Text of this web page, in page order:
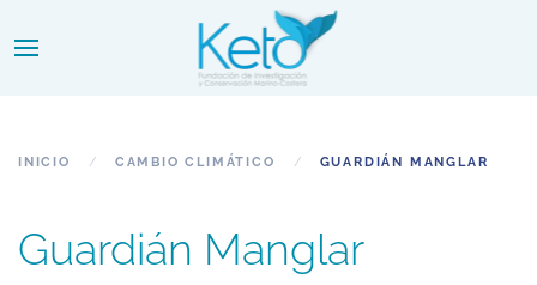
INICIO CAMBIO CLIMÁTICO GUARDIÁN MANGLAR
Guardián Manglar